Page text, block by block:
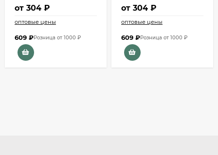
от 304 ₽
оптовые цены
609 ₽Розница от 1000 ₽
от 304 ₽
оптовые цены
609 ₽Розница от 1000 ₽